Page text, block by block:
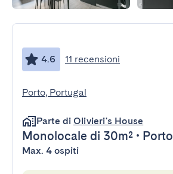
4.6 11 recensioni
Porto, Portugal
Parte di Olivieri's House
Monolocale di 30m² • Porto
Max. 4 ospiti